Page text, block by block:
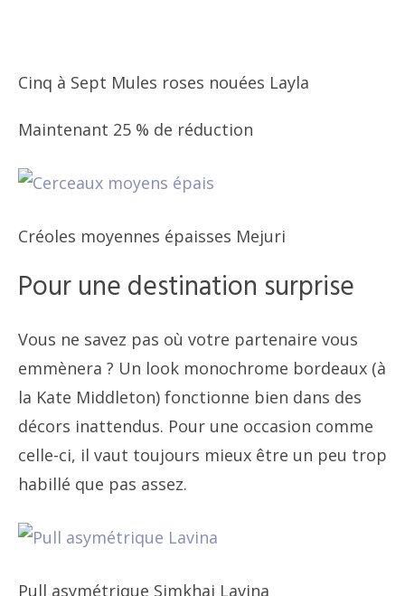
Cinq à Sept Mules roses nouées Layla
Maintenant 25 % de réduction
Créoles moyennes épaisses Mejuri
Pour une destination surprise
Vous ne savez pas où votre partenaire vous
emmènera ? Un look monochrome bordeaux (à
la Kate Middleton) fonctionne bien dans des
décors inattendus. Pour une occasion comme
celle-ci, il vaut toujours mieux être un peu trop
habillé que pas assez.
Pull asymétrique Simkhai Lavina